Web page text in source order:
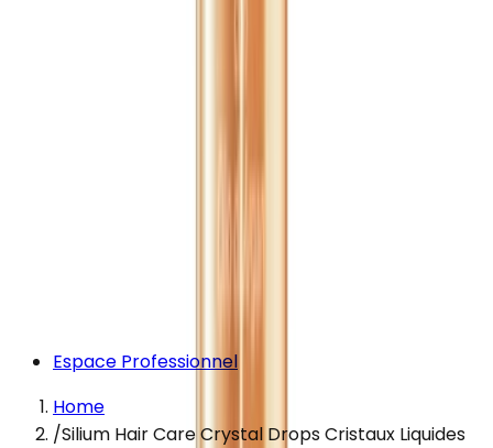
Espace Professionnel
Home
/Silium Hair Care Crystal Drops Cristaux Liquides